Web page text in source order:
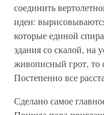
соединить
идеи:
которые единой
здания со скалой, на
живописный грот, то
Постепенно все
Сделано самое